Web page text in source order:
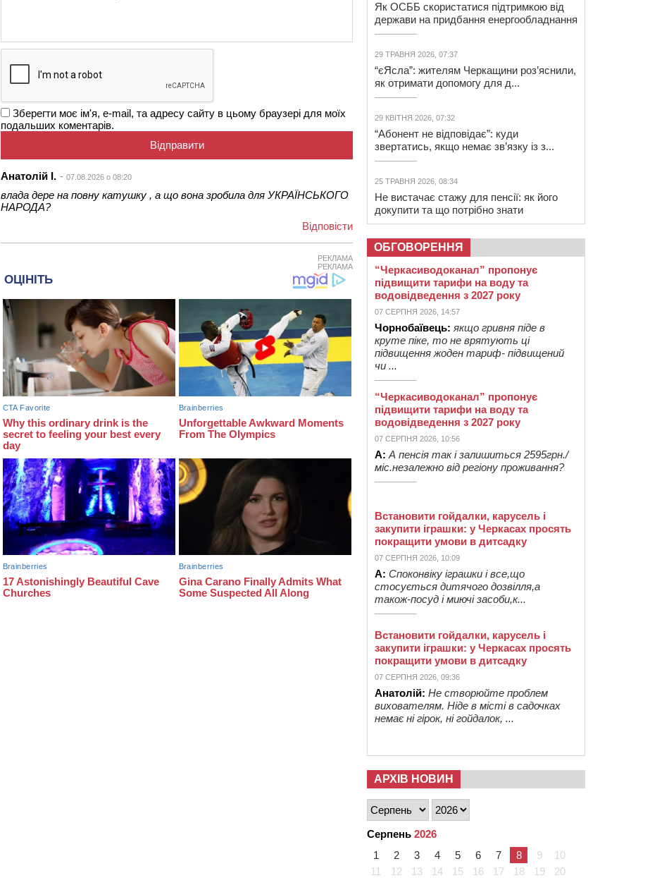
Зберегти моє ім'я, e-mail, та адресу сайту в цьому браузері для моїх
подальших коментарів.
Анатолій І. 07.08.2026 о 08:20
влада дере на повну катушку , а що вона зробила для УКРАЇНСЬКОГО
НАРОДА?
Відповіcти
РЕКЛАМА
РЕКЛАМА
Як ОСББ скористатися підтримкою від
держави на придбання енергообладнання
29 ТРАВНЯ 2026, 07:37
“єЯсла”: жителям Черкащини роз’яснили,
як отримати допомогу для д...
29 КВІТНЯ 2026, 07:32
“Абонент не відповідає”: куди
звертатись, якщо немає зв’язку із з...
25 ТРАВНЯ 2026, 08:34
Не вистачає стажу для пенсії: як його
докупити та що потрібно знати
ОБГОВОРЕННЯ
“Черкасиводоканал” пропонує
підвищити тарифи на воду та
водовідведення з 2027 року
07 СЕРПНЯ 2026, 14:57
Чорнобаївець: якщо гривня піде в
круте піке, то не врятують ці
підвищення жоден тариф- підвищений
чи ...
“Черкасиводоканал” пропонує
підвищити тарифи на воду та
водовідведення з 2027 року
07 СЕРПНЯ 2026, 10:56
А: А пенсія так і залишиться 2595грн./
міс.незалежно від регіону проживання?
Встановити гойдалки, карусель і
закупити іграшки: у Черкасах просять
покращити умови в дитсадку
07 СЕРПНЯ 2026, 10:09
А: Споконвіку іграшки і все,що
стосується дитячого дозвілля,а
також-посуд і миючі засоби,к...
Встановити гойдалки, карусель і
закупити іграшки: у Черкасах просять
покращити умови в дитсадку
07 СЕРПНЯ 2026, 09:36
Анатолій: Не створюйте проблем
вихователям. Ніде в місті в садочках
немає ні гірок, ні гойдалок, ...
АРХІВ НОВИН
Серпень 2026
1
2 3 4 5 6 7 8 9
10
11
12 13 14 15 16 17 18 19 20